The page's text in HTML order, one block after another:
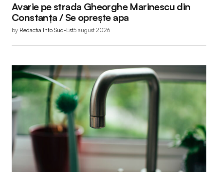
Avarie pe strada Gheorghe Marinescu din
Constanța / Se oprește apa
by Redactia Info Sud-Est5 august 2026